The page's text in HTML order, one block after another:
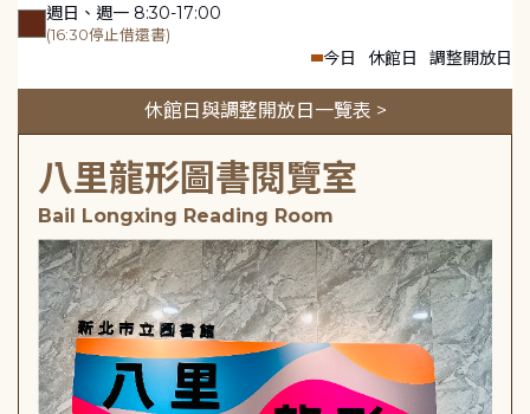
週日、週一 8:30-17:00
(16:30停止借還書)
今日 休館日 調整開放日
休館日與調整開放日一覽表 >
八里龍形圖書閱覽室
Bail Longxing Reading Room